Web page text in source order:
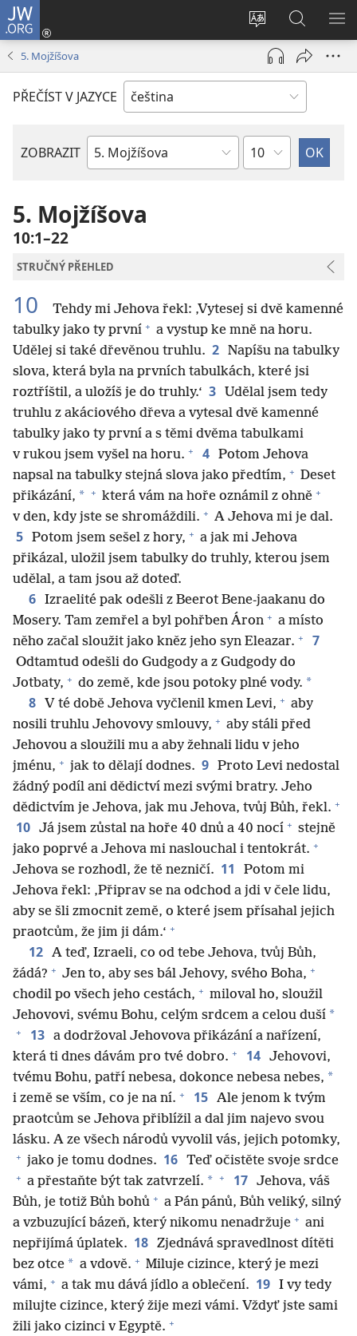
JW.ORG
Změnit
jazyk
stránek
Přihlásit
se
(otevřeno
okno)
Hledat
na
JW.ORG
5. Mojžíšova
PŘEČÍST V JAZYCE
ZOBRAZIT
Biblická
Kapitola
5. Mojžíšova
10:1–22
STRUČNÝ PŘEHLED
10
Tehdy mi Jehova řekl: ‚Vytesej si dvě kamenné
tabulky jako ty první + a vystup ke mně na horu.
Udělej si také dřevěnou truhlu. 2 Napíšu na tabulky
slova, která byla na prvních tabulkách, které jsi
roztříštil, a uložíš je do truhly.‘ 3
Udělal jsem tedy
truhlu z akáciového dřeva a vytesal dvě kamenné
tabulky jako ty první a s těmi dvěma tabulkami
v rukou jsem vyšel na horu. + 4 Potom Jehova
napsal na tabulky stejná slova jako předtím, + Deset
přikázání, * + která vám na hoře oznámil z ohně +
v den, kdy jste se shromáždili. + A Jehova mi je dal.
5 Potom jsem sešel z hory, + a jak mi Jehova
přikázal, uložil jsem tabulky do truhly, kterou jsem
udělal, a tam jsou až doteď.
6 Izraelité pak odešli z Beerot Bene-jaakanu do
Mosery. Tam zemřel a byl pohřben Áron + a místo
něho začal sloužit jako kněz jeho syn Eleazar. + 7
Odtamtud odešli do Gudgody a z Gudgody do
Jotbaty, + do země, kde jsou potoky plné vody. *
8 V té době Jehova vyčlenil kmen Levi, + aby
nosili truhlu Jehovovy smlouvy, + aby stáli před
Jehovou a sloužili mu a aby žehnali lidu v jeho
jménu, + jak to dělají dodnes. 9 Proto Levi nedostal
žádný podíl ani dědictví mezi svými bratry. Jeho
dědictvím je Jehova, jak mu Jehova, tvůj Bůh, řekl. +
10 Já jsem zůstal na hoře 40 dnů a 40 nocí + stejně
jako poprvé a Jehova mi naslouchal i tentokrát. +
Jehova se rozhodl, že tě nezničí. 11
Potom mi
Jehova řekl: ‚Připrav se na odchod a jdi v čele lidu,
aby se šli zmocnit země, o které jsem přísahal jejich
praotcům, že jim ji dám.‘ +
12 A teď, Izraeli, co od tebe Jehova, tvůj Bůh,
žádá? + Jen to, aby ses bál Jehovy, svého Boha, +
chodil po všech jeho cestách, + miloval ho, sloužil
Jehovovi, svému Bohu, celým srdcem a celou duší *
+ 13 a dodržoval Jehovova přikázání a nařízení,
která ti dnes dávám pro tvé dobro. + 14 Jehovovi,
tvému Bohu, patří nebesa, dokonce nebesa nebes, *
i země se vším, co je na ní. + 15 Ale jenom k tvým
praotcům se Jehova přiblížil a dal jim najevo svou
lásku. A ze všech národů vyvolil vás, jejich potomky,
+ jako je tomu dodnes. 16 Teď očistěte svoje srdce
+ a přestaňte být tak zatvrzelí. * + 17 Jehova, váš
Bůh, je totiž Bůh bohů + a Pán pánů, Bůh veliký, silný
a vzbuzující bázeň, který nikomu nenadržuje + ani
nepřijímá úplatek. 18 Zjednává spravedlnost dítěti
bez otce * a vdově. + Miluje cizince, který je mezi
vámi, + a tak mu dává jídlo a oblečení. 19 I vy tedy
milujte cizince, který žije mezi vámi. Vždyť jste sami
žili jako cizinci v Egyptě. +